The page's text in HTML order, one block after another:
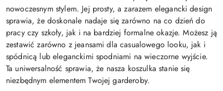
nowoczesnym stylem. Jej prosty, a zarazem elegancki design
sprawia, że doskonale nadaje się zarówno na co dzień do
pracy czy szkoły, jak i na bardziej formalne okazje. Możesz ją
zestawić zarówno z jeansami dla casualowego looku, jak i
spódnicą lub eleganckimi spodniami na wieczorne wyjście.
Ta uniwersalność sprawia, że nasza koszulka stanie się
niezbędnym elementem Twojej garderoby.